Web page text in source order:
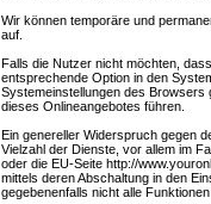
Wir können temporäre und
auf.
Falls die Nutzer nicht möchten,
entsprechende Option in den
Systemeinstellungen des
dieses Onlineangebotes führen.
Ein genereller Widerspruch gegen
Vielzahl der Dienste, vor allem im
oder die EU-Seite http://
mittels deren Abschaltung in den
gegebenenfalls nicht alle